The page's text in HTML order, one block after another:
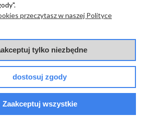
Vives
VIVES SEINE-R
CEMENTO 80X180
przeczytasz w naszej Polityce
tylko niezbędne
dostosuj zgody
Zaakceptuj wszystkie